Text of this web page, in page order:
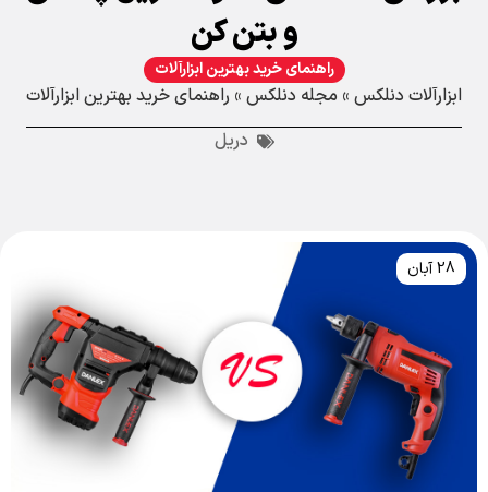
و بتن کن
راهنمای خرید بهترین ابزارآلات
ابزارآلات دنلکس» مجله دنلکس» راهنمای خرید بهترین ابزارآلات
دریل
28 آبان